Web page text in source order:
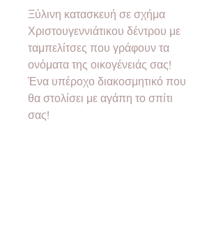
Ξύλινη κατασκευή σε σχήμα
Χριστουγεννιάτικου δέντρου με
ταμπελίτσες που γράφουν τα
ονόματα της οικογένειάς σας!
Ένα υπέροχο διακοσμητικό που
θα στολίσει με αγάπη το σπίτι
σας!